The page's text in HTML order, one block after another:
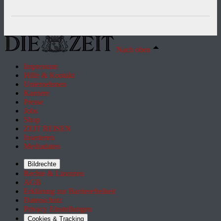
Nach oben
Impressum
Hilfe & Kontakt
Unternehmen
Karriere
Presse
Jobs
Shop
ZEIT REISEN
Inserieren
Mediadaten
Bildrechte
Rechte & Lizenzen
AGB
Erklärung zur Barrierefreiheit
Datenschutz
Privacy Einstellungen
Cookies & Tracking